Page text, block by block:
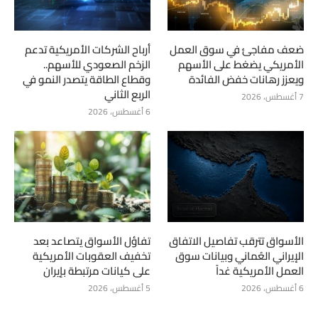
ضعف مفاجئ في سوق العمل
الأمريكي يضغط على الأسهم
ويعزز رهانات خفض الفائدة
7 أغسطس، 2026
أرباح الشركات الأمريكية تدعم
الزخم الصعودي للأسهم..
وقطاع الطاقة يتصدر النمو في
الربع الثاني
6 أغسطس، 2026
الأسواق تترقب تفاصيل الاتفاق
الإيراني العُماني وبيانات سوق
العمل الأمريكية غداً
6 أغسطس، 2026
تفاؤل الأسواق يتصاعد بعد
تخفيف العقوبات الأمريكية
على كيانات مرتبطة بإيران
5 أغسطس، 2026